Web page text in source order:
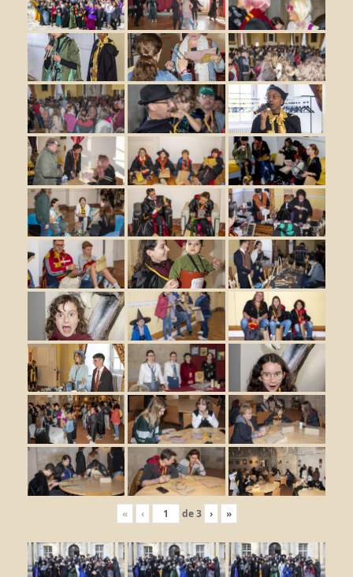
« ‹ de3 › »